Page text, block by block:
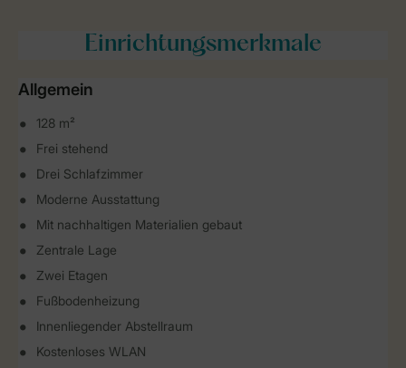
Einrichtungsmerkmale
Allgemein
128 m²
Frei stehend
Drei Schlafzimmer
Moderne Ausstattung
Mit nachhaltigen Materialien gebaut
Zentrale Lage
Zwei Etagen
Fußbodenheizung
Innenliegender Abstellraum
Kostenloses WLAN